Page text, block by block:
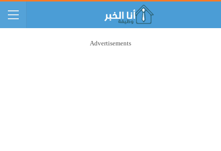
Advertisements